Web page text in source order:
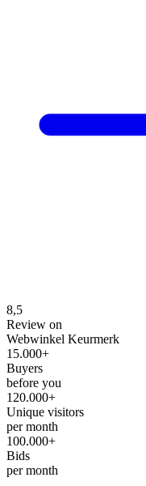
8,5
Review on
Webwinkel Keurmerk
15.000+
Buyers
before you
120.000+
Unique visitors
per month
100.000+
Bids
per month